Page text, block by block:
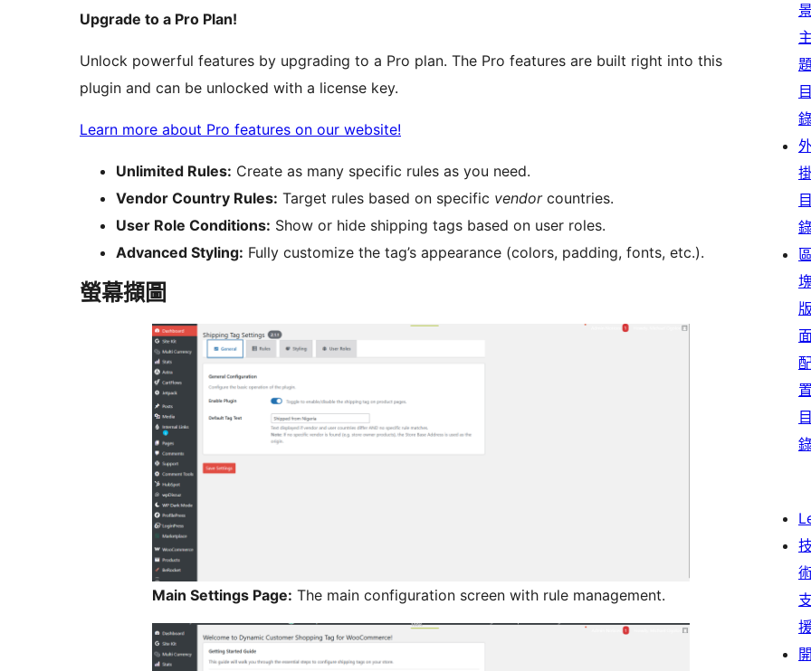
Upgrade to a Pro Plan!
Unlock powerful features by upgrading to a Pro plan. The Pro features are built right into this
plugin and can be unlocked with a license key.
Learn more about Pro features on our website!
Unlimited Rules: Create as many specific rules as you need.
Vendor Country Rules: Target rules based on specific vendorcountries.
User Role Conditions: Show or hide shipping tags based on user roles.
Advanced Styling: Fully customize the tag’s appearance (colors, padding, fonts, etc.).
螢幕擷圖
Main Settings Page: The main configuration screen with rule management.
景
主
目
目
區
版
置
目
技
支
開